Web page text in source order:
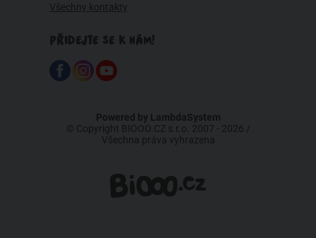
Všechny kontakty
PŘIDEJTE SE K NÁM!
Powered by LambdaSystem
© Copyright BIOOO.CZ s.r.o. 2007 - 2026 /
Všechna práva vyhrazena